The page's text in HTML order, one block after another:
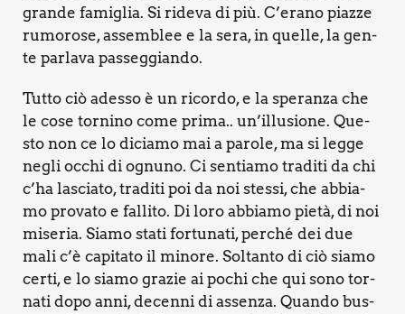
gran­de fami­glia. Si ride­va di più. C’erano piaz­ze
rumo­ro­se, assem­blee e la sera, in quel­le, la gen­
te par­la­va pas­seg­gian­do.
Tut­to ciò ades­so è un ricor­do, e la spe­ran­za che
le cose tor­ni­no come pri­ma.. un’illusione. Que­
sto non ce lo dicia­mo mai a paro­le, ma si leg­ge
negli occhi di ognu­no. Ci sen­tia­mo tra­di­ti da chi
c’ha lascia­to, tra­di­ti poi da noi stes­si, che abbia­
mo pro­va­to e fal­li­to. Di loro abbia­mo pie­tà, di noi
mise­ria. Sia­mo sta­ti for­tu­na­ti, per­ché dei due
mali c’è capi­ta­to il mino­re. Sol­tan­to di ciò sia­mo
cer­ti, e lo sia­mo gra­zie ai pochi che qui sono tor­
na­ti dopo anni, decen­ni di assen­za. Quan­do bus­